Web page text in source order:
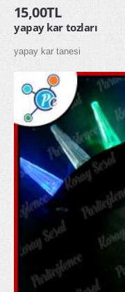
15,00TL
yapay kar tozları
yapay kar tanesi